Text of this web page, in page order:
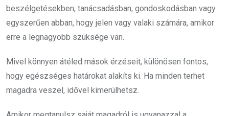
beszélgetésekben, tanácsadásban, gondoskodásban vagy
egyszerűen abban, hogy jelen vagy valaki számára, amikor
erre a legnagyobb szüksége van.
Mivel könnyen átéled mások érzéseit, különösen fontos,
hogy egészséges határokat alakíts ki. Ha minden terhet
magadra veszel, idővel kimerülhetsz.